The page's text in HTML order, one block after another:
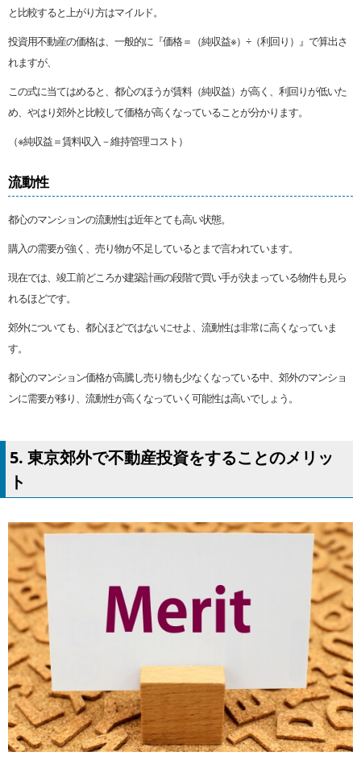
と比較すると上がり方はマイルド。
投資用不動産の価格は、一般的に『価格＝（純収益※）÷（利回り）』で算出さ
れますが、
この式に当てはめると、都心のほうが賃料（純収益）が高く、利回りが低いた
め、やはり郊外と比較して価格が高くなっていることが分かります。
（※純収益＝賃料収入－維持管理コスト）
流動性
都心のマンションの流動性は近年とても高い状態。
購入の需要が強く、売り物が不足しているとまで言われています。
現在では、竣工前どころか建築計画の段階で買い手が決まっている物件も見ら
れるほどです。
郊外についても、都心ほどではないにせよ、流動性は非常に高くなっていま
す。
都心のマンション価格が高騰し売り物も少なくなっている中、郊外のマンショ
ンに需要が移り、流動性が高くなっていく可能性は高いでしょう。
5. 東京郊外で不動産投資をすることのメリッ
ト